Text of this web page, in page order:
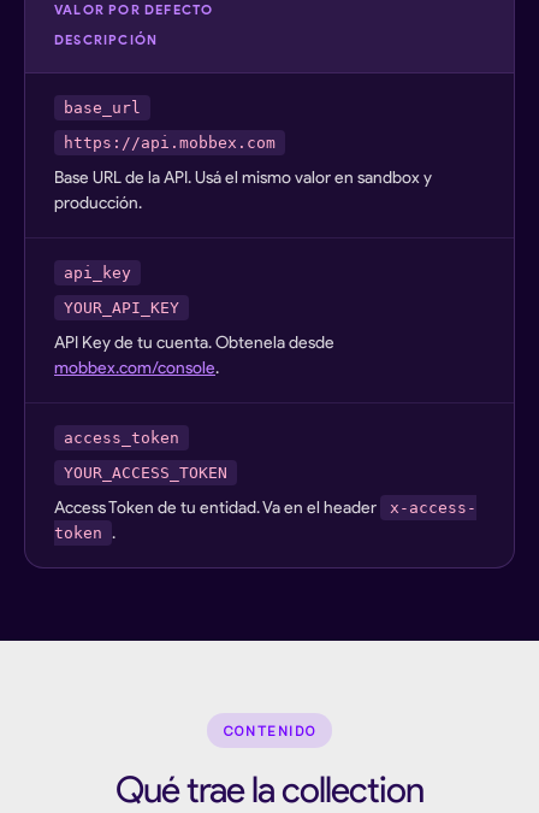
VALOR POR DEFECTO
DESCRIPCIÓN
base_url
https://api.mobbex.com
Base URL de la API. Usá el mismo valor en sandbox y
producción.
api_key
YOUR_API_KEY
API Key de tu cuenta. Obtenela desde
mobbex.com/console.
access_token
YOUR_ACCESS_TOKEN
Access Token de tu entidad. Va en el header
x-access-
token .
CONTENIDO
Qué trae la collection